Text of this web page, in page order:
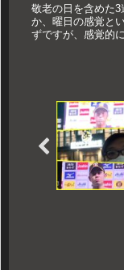
敬老の日を含めた
か、曜日の感覚と
ずですが、感覚的